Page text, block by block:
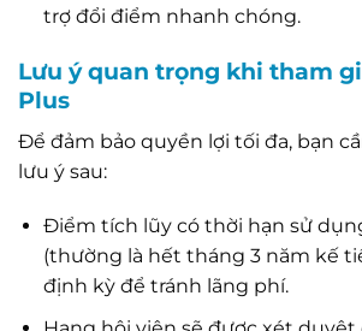
trợ đổi điểm nhanh chóng.
Lưu ý quan trọng khi tham
Plus
Để đảm bảo quyền lợi tối đa, bạn
lưu ý sau:
Điểm tích lũy có thời hạn sử
(thường là hết tháng 3 năm kế
định kỳ để tránh lãng phí.